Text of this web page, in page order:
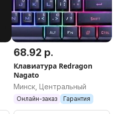
68.92 р.
Клавиатура Redragon
Nagato
Минск, Центральный
Онлайн-заказ Гарантия